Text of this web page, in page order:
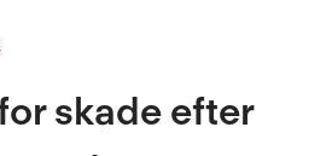
skade efter